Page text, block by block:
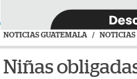
NOTICIAS GUATEMALA / NOTICIAS
Niñas